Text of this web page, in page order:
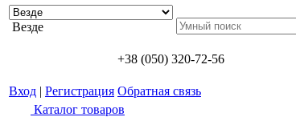
Везде
+38 (050) 320-72-56
Вход | Регистрация Обратная связь
Каталог товаров